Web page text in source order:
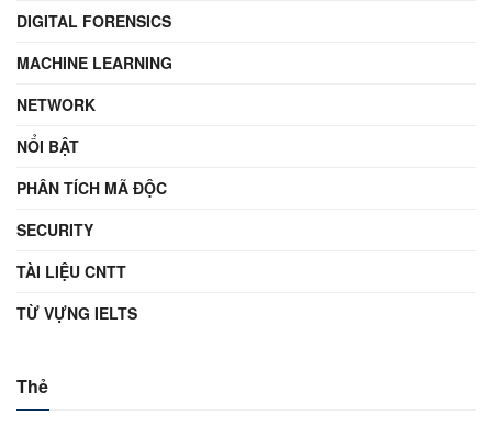
DIGITAL FORENSICS
MACHINE LEARNING
NETWORK
NỔI BẬT
PHÂN TÍCH MÃ ĐỘC
SECURITY
TÀI LIỆU CNTT
TỪ VỰNG IELTS
Thẻ